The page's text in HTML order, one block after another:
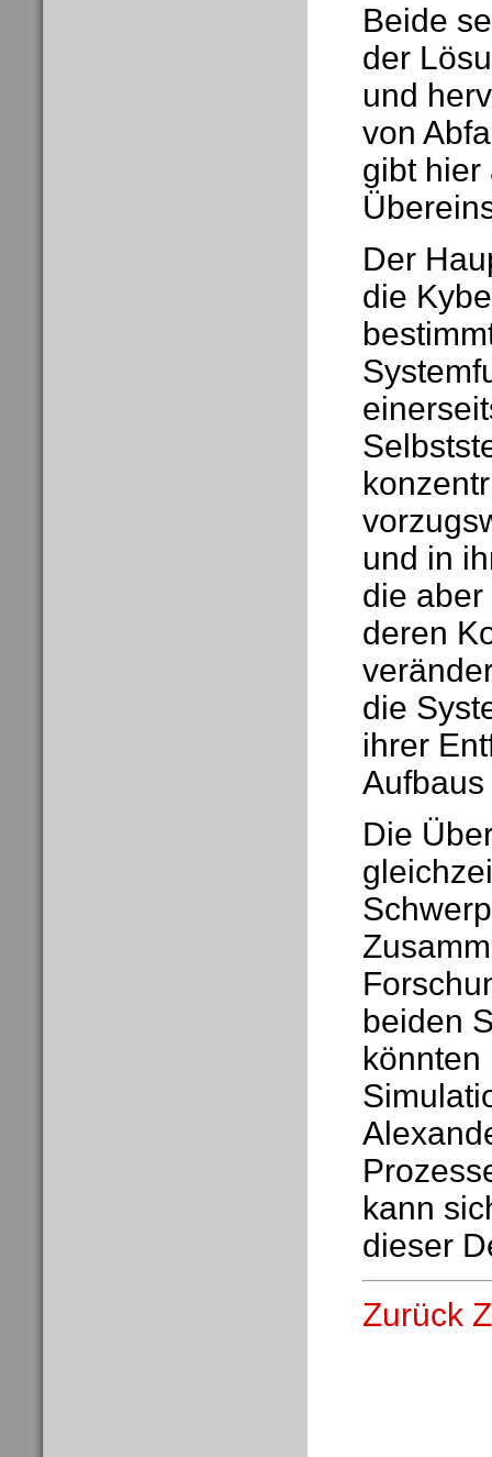
Beide
der
und
von
gibt hier
Der
die
und in
die aber
deren
die
ihrer
Die
beiden
kann
dieser
Zurück